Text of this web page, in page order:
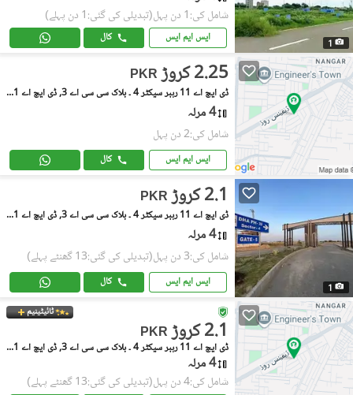
1
شامل کی:1 دن پہل (تبدیلی کی گئی:1 دن پہلے)
ایس ایم ایس کال
PKR 2.25 کروڑ
ڈی ایچ اے 11 رہبر سیکٹر 4 ۔ بلاک سی سی اے 3, ڈی ایچ اے 11 رہبر سیکٹر 4
4 مرلہ
شامل کی:2 دن پہل
ایس ایم ایس کال
1
PKR 2.1 کروڑ
ڈی ایچ اے 11 رہبر سیکٹر 4 ۔ بلاک سی سی اے 3, ڈی ایچ اے 11 رہبر سیکٹر 4
4 مرلہ
شامل کی:3 دن پہل (تبدیلی کی گئی:13 گھنٹے پہلے)
ایس ایم ایس کال
ٹائیٹینیم
PKR 2.1 کروڑ
ڈی ایچ اے 11 رہبر سیکٹر 4 ۔ بلاک سی سی اے 3, ڈی ایچ اے 11 رہبر سیکٹر 4
4 مرلہ
شامل کی:4 دن پہل (تبدیلی کی گئی:13 گھنٹے پہلے)